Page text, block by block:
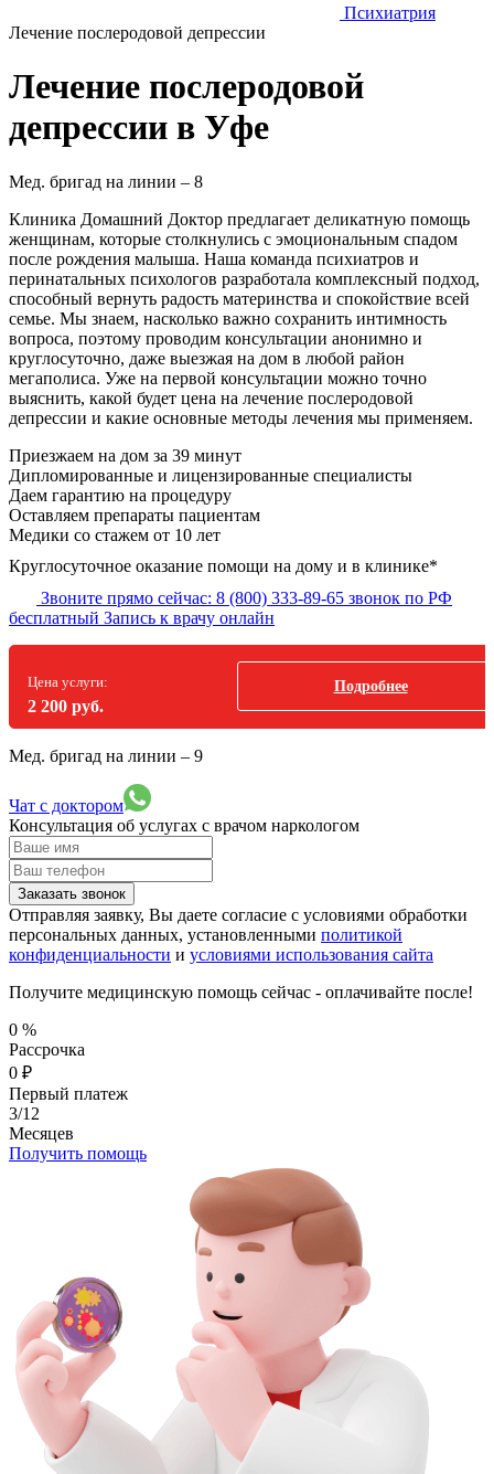
Психиатрия
Лечение послеродовой депрессии
Лечение послеродовой
депрессии в Уфе
Мед. бригад на линии – 8
Клиника Домашний Доктор предлагает деликатную помощь
женщинам, которые столкнулись с эмоциональным спадом
после рождения малыша. Наша команда психиатров и
перинатальных психологов разработала комплексный подход,
способный вернуть радость материнства и спокойствие всей
семье. Мы знаем, насколько важно сохранить интимность
вопроса, поэтому проводим консультации анонимно и
круглосуточно, даже выезжая на дом в любой район
мегаполиса. Уже на первой консультации можно точно
выяснить, какой будет цена на лечение послеродовой
депрессии и какие основные методы лечения мы применяем.
Приезжаем на дом за 39 минут
Дипломированные и лицензированные специалисты
Даем гарантию на процедуру
Оставляем препараты пациентам
Медики со стажем от 10 лет
Круглосуточное оказание помощи на дому и в клинике*
Звоните прямо сейчас: 8 (800) 333-89-65 звонок по РФ
бесплатный Запись к врачу онлайн
Цена услуги:
2 200 руб.
Подробнее
Мед. бригад на линии – 9
Чат с доктором
Консультация об услугах с врачом наркологом
Заказать звонок
Отправляя заявку, Вы даете согласие с условиями обработки
персональных данных, установленными политикой
конфиденциальности и условиями использования сайта
Получите медицинскую помощь сейчас - оплачивайте после!
0 %
Рассрочка
0 ₽
Первый платеж
3/12
Месяцев
Получить помощь